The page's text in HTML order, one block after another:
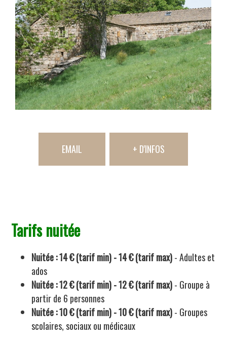
EMAIL + D'INFOS
Tarifs nuitée
Nuitée : 14 € (tarif min) - 14 € (tarif max)- Adultes et
ados
Nuitée : 12 € (tarif min) - 12 € (tarif max)- Groupe à
partir de 6 personnes
Nuitée : 10 € (tarif min) - 10 € (tarif max)- Groupes
scolaires, sociaux ou médicaux